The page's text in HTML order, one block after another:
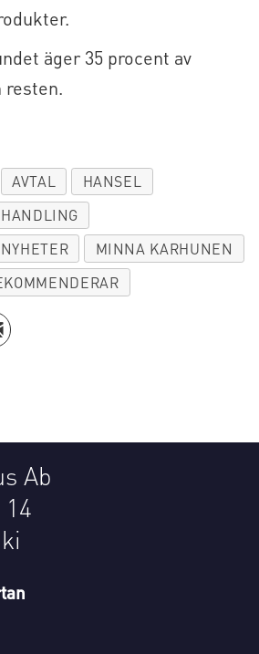
äger 35 procent av
resten.
AVTAL
HANSEL
MINNA KARHUNEN
Ab